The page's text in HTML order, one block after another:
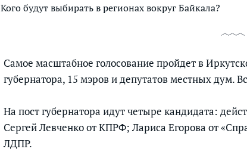
Кого будут выбирать в регионах вокруг Байкала?
Самое масштабное голосование пройдет в
губернатора, 15 мэров и депутатов местных дум.
На пост губернатора идут четыре кандидата:
Сергей Левченко от КПРФ; Лариса Егорова от
ЛДПР.